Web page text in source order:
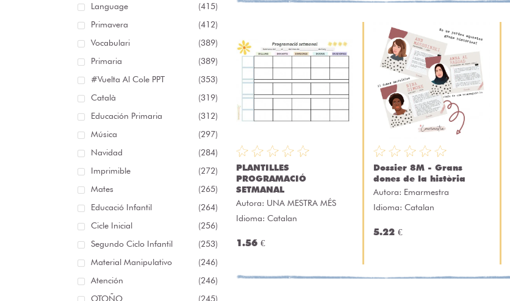
Language
(415)
Primavera
(412)
Vocabulari
(389)
Primaria
(389)
#Vuelta Al Cole PPT
(353)
Català
(319)
Educación Primaria
(312)
Música
(297)
Navidad
(284)
Imprimible
(272)
Mates
(265)
Educació Infantil
(264)
Cicle Inicial
(256)
Segundo Ciclo Infantil
(253)
Material Manipulativo
(246)
Atención
(246)
OTOÑO
(245)
PLANTILLES
PROGRAMACIÓ
SETMANAL
Autora: UNA MESTRA MÉS
Idioma: Catalan
1.56 €
Dossier 8M - Grans
dones de la història
Autora: Emarmestra
Idioma: Catalan
5.22 €